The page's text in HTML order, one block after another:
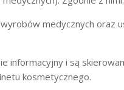
Impulsy świetlne
są bezbolesne i nie
medycznych oraz
informacyjny i są
kosmetycznego.